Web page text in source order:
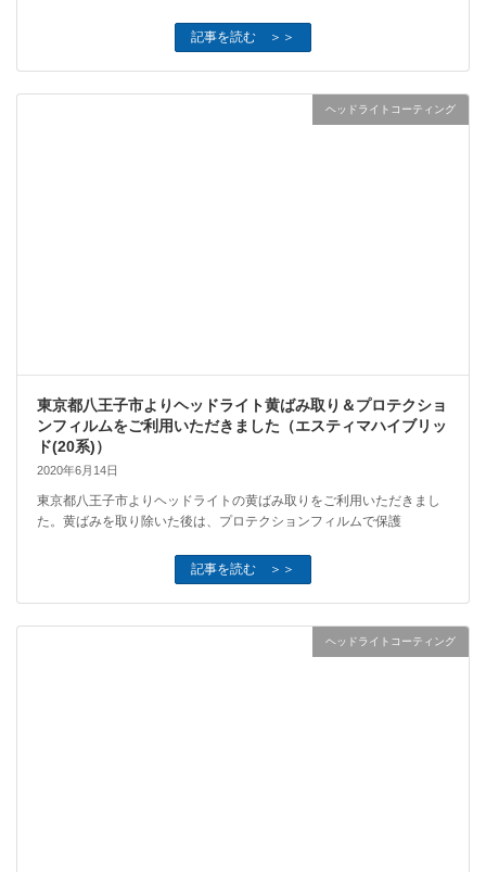
記事を読む ＞＞
ヘッドライトコーティング
東京都八王子市よりヘッドライト黄ばみ取り＆プロテクショ
ンフィルムをご利用いただきました（エスティマハイブリッ
ド(20系)）
2020年6月14日
東京都八王子市よりヘッドライトの黄ばみ取りをご利用いただきまし
た。黄ばみを取り除いた後は、プロテクションフィルムで保護
記事を読む ＞＞
ヘッドライトコーティング